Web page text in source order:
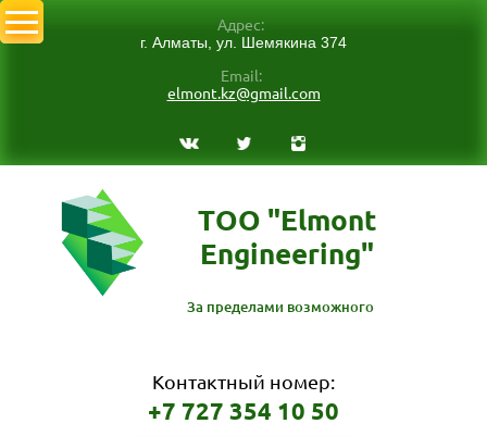
Адрес:
г. Алматы, ул. Шемякина 374
Email:
elmont.kz@gmail.com
ТОО "Elmont
Engineering"
За пределами возможного
Контактный номер:
+7 727 354 10 50